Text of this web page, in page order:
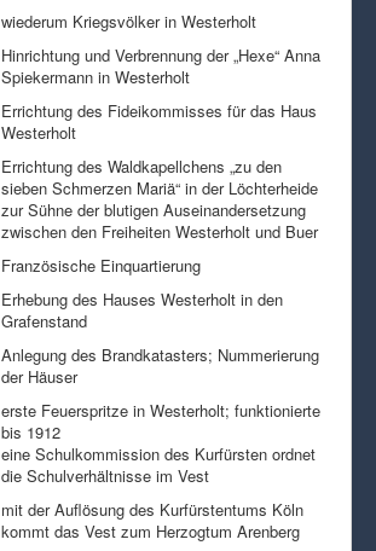
wiederum Kriegsvölker in Westerholt
Hinrichtung und Verbrennung der „Hexe“ Anna
Spiekermann in Westerholt
Errichtung des Fideikommisses für das Haus
Westerholt
Errichtung des Waldkapellchens „zu den
sieben Schmerzen Mariä“ in der Löchterheide
zur Sühne der blutigen Auseinandersetzung
zwischen den Freiheiten Westerholt und Buer
Französische Einquartierung
Erhebung des Hauses Westerholt in den
Grafenstand
Anlegung des Brandkatasters; Nummerierung
der Häuser
erste Feuerspritze in Westerholt; funktionierte
bis 1912
eine Schulkommission des Kurfürsten ordnet
die Schulverhältnisse im Vest
mit der Auflösung des Kurfürstentums Köln
kommt das Vest zum Herzogtum Arenberg